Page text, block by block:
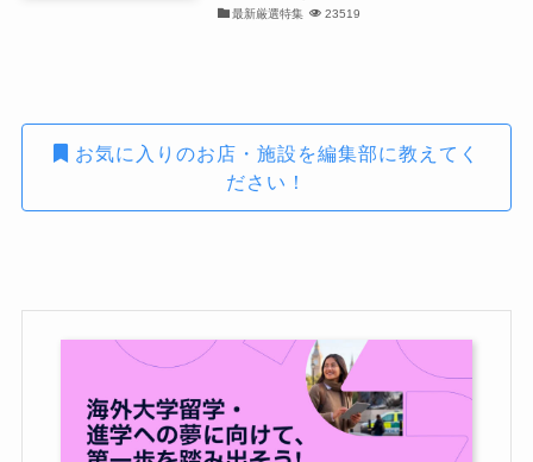
最新厳選特集 23519
お気に入りのお店・施設を編集部に教えてく
ださい！